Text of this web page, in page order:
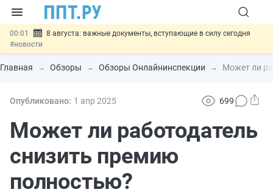
00:01
8 августа: важные документы, вступающие в силу сегодня
#новости
07.08 Подписан закон о блокировке продажи опасных товаров через
«Честный знак»#новости
07.08 Госпошлину за устранение ошибок в документах предлагают
07.08
Разработают единые критерии трудовых и ГПХ-
отношений #новости
Главная Обзоры Обзоры Онлайнинспекции Может ли
Опубликовано: 1 апр 2025 699
Может ли работодатель
снизить премию
полностью?